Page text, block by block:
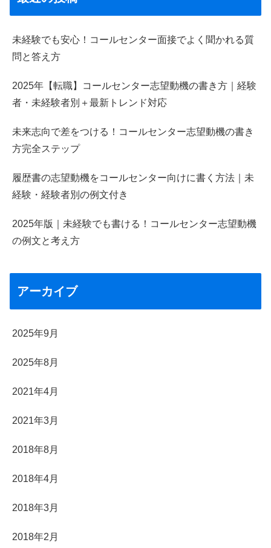
未経験でも安心！コールセンター面接でよく聞かれる質
問と答え方
2025年【転職】コールセンター志望動機の書き方｜経験
者・未経験者別＋最新トレンド対応
未来志向で差をつける！コールセンター志望動機の書き
方完全ステップ
履歴書の志望動機をコールセンター向けに書く方法｜未
経験・経験者別の例文付き
2025年版｜未経験でも書ける！コールセンター志望動機
の例文と考え方
アーカイブ
2025年9月
2025年8月
2021年4月
2021年3月
2018年8月
2018年4月
2018年3月
2018年2月